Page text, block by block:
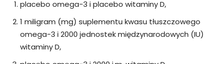
placebo omega-3 i placebo witaminy D,
1 miligram (mg) suplementu kwasu tłuszczowego
omega-3 i 2000 jednostek międzynarodowych (IU)
witaminy D,